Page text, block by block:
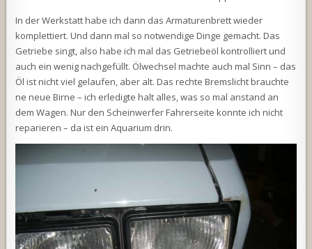
In der Werkstatt habe ich dann das Armaturenbrett wieder
komplettiert. Und dann mal so notwendige Dinge gemacht. Das
Getriebe singt, also habe ich mal das Getriebeöl kontrolliert und
auch ein wenig nachgefüllt. Ölwechsel machte auch mal Sinn – das
Öl ist nicht viel gelaufen, aber alt. Das rechte Bremslicht brauchte
ne neue Birne – ich erledigte halt alles, was so mal anstand an
dem Wagen. Nur den Scheinwerfer Fahrerseite konnte ich nicht
reparieren – da ist ein Aquarium drin.